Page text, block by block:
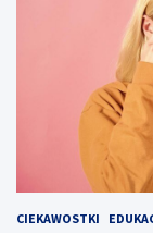
CIEKAWOSTKI